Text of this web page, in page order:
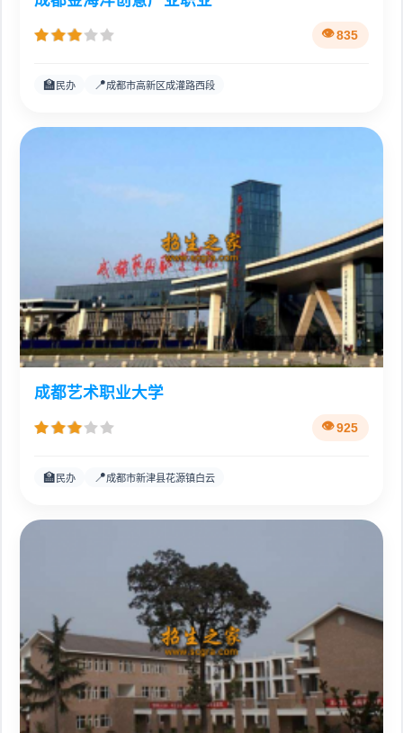
835
🏫 民办 📍成都市高新区成灌路西段
成都艺术职业大学
925
🏫 民办 📍成都市新津县花源镇白云